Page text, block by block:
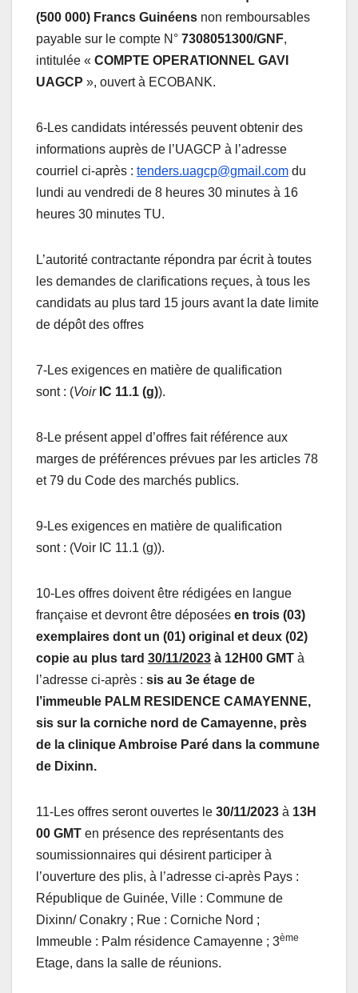
(500 000) Francs Guinéens non remboursables
payable sur le compte N° 7308051300/GNF,
intitulée « COMPTE OPERATIONNEL GAVI
UAGCP », ouvert à ECOBANK.
6-Les candidats intéressés peuvent obtenir des
informations auprès de l’UAGCP à l’adresse
courriel ci-après : tenders.uagcp@gmail.com du
lundi au vendredi de 8 heures 30 minutes à 16
heures 30 minutes TU.
L’autorité contractante répondra par écrit à toutes
les demandes de clarifications reçues, à tous les
candidats au plus tard 15 jours avant la date limite
de dépôt des offres
7-Les exigences en matière de qualification
sont : (Voir IC 11.1 (g)).
8-Le présent appel d’offres fait référence aux
marges de préférences prévues par les articles 78
et 79 du Code des marchés publics.
9-Les exigences en matière de qualification
sont : (Voir IC 11.1 (g)).
10-Les offres doivent être rédigées en langue
française et devront être déposées en trois (03)
exemplaires dont un (01) original et deux (02)
copie au plus tard 30/11/2023 à 12H00 GMT à
l’adresse ci-après : sis au 3e étage de
l’immeuble PALM RESIDENCE CAMAYENNE,
sis sur la corniche nord de Camayenne, près
de la clinique Ambroise Paré dans la commune
de Dixinn.
11-Les offres seront ouvertes le 30/11/2023 à 13H
00 GMT en présence des représentants des
soumissionnaires qui désirent participer à
l’ouverture des plis, à l’adresse ci-après Pays :
République de Guinée, Ville : Commune de
Dixinn/ Conakry ; Rue : Corniche Nord ;
Immeuble : Palm résidence Camayenne ; 3ème
Etage, dans la salle de réunions.